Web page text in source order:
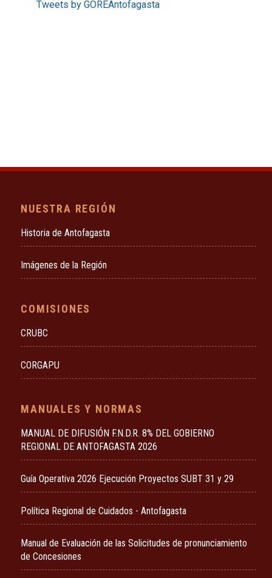
Tweets by GOREAntofagasta
NUESTRA REGIÓN
Historia de Antofagasta
Imágenes de la Región
COMISIONES
CRUBC
CORGAPU
MANUALES Y NORMAS
MANUAL DE DIFUSIÓN F.N.D.R. 8% DEL GOBIERNO
REGIONAL DE ANTOFAGASTA 2026
Guía Operativa 2026 Ejecución Proyectos SUBT 31 y 29
Política Regional de Cuidados - Antofagasta
Manual de Evaluación de las Solicitudes de pronunciamiento
de Concesiones